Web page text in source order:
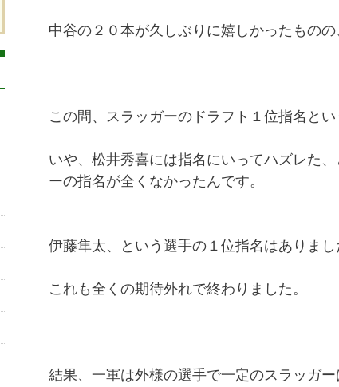
中谷の２０本が久しぶりに嬉しかったもの
この間、スラッガーのドラフト１位指名とい
いや、松井秀喜には指名にいってハズレた
ーの指名が全くなかったんです。
伊藤隼太、という選手の１位指名はありまし
これも全くの期待外れで終わりました。
結果、一軍は外様の選手で一定のスラッガ